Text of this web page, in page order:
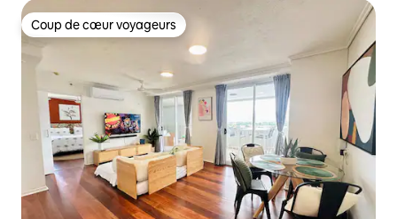
Coup de cœur voyageurs
Coup de cœur voyageurs